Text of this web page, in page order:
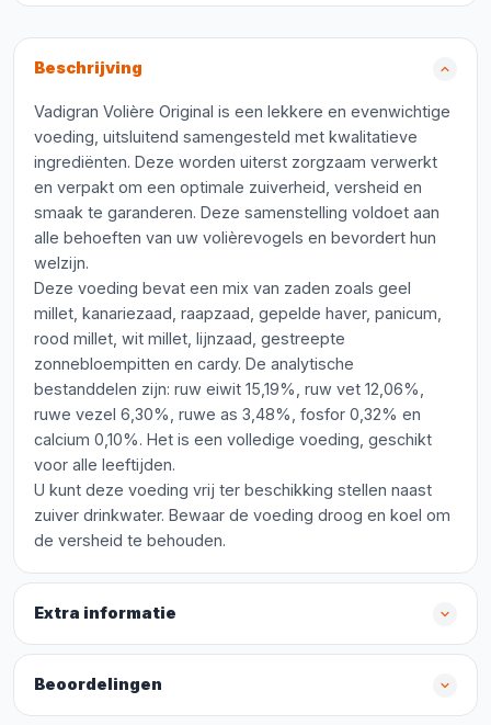
Beschrijving
Vadigran Volière Original is een lekkere en evenwichtige
voeding, uitsluitend samengesteld met kwalitatieve
ingrediënten. Deze worden uiterst zorgzaam verwerkt
en verpakt om een optimale zuiverheid, versheid en
smaak te garanderen. Deze samenstelling voldoet aan
alle behoeften van uw volièrevogels en bevordert hun
welzijn.
Deze voeding bevat een mix van zaden zoals geel
millet, kanariezaad, raapzaad, gepelde haver, panicum,
rood millet, wit millet, lijnzaad, gestreepte
zonnebloempitten en cardy. De analytische
bestanddelen zijn: ruw eiwit 15,19%, ruw vet 12,06%,
ruwe vezel 6,30%, ruwe as 3,48%, fosfor 0,32% en
calcium 0,10%. Het is een volledige voeding, geschikt
voor alle leeftijden.
U kunt deze voeding vrij ter beschikking stellen naast
zuiver drinkwater. Bewaar de voeding droog en koel om
de versheid te behouden.
Extra informatie
Beoordelingen